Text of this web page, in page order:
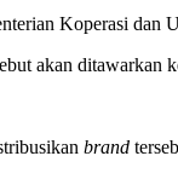
Koperasi dan
akan ditawarkan
brand